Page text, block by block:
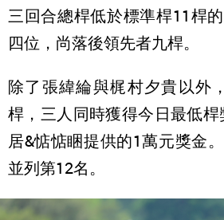
三回合總桿低於標準桿11桿
四位，尚落後領先者九桿。
除了張緯綸與梶村夕貴以外
桿，三人同時獲得今日最低
居&惦惦睏提供的1萬元獎金
並列第12名。